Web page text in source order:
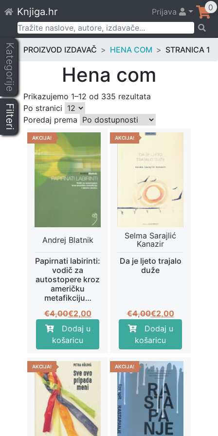
to
content
Knjiga.hr Prijava 0
Pretraži:
Kategorije
Filteri
PROIZVOD IZDAVAČ HENA COM STRANICA 1
Hena com
Prikazujemo 1–12 od 335 rezultata
Po stranici
Poredaj prema
AKCIJA!
Andrej Blatnik
Papirnati labirinti:
vodič za
autostopere kroz
američku
metafikciju…
€4,00Izvorna
cijena
bila
je:
€4,00.
€2,00
Trenutna
cijena
je:
€2,00.
Dodaj u
košaricu
AKCIJA!
Selma Sarajlić
Kanazir
Da je ljeto trajalo
duže
€4,00Izvorna
cijena
bila
je:
€4,00.
€2,00
Trenutna
cijena
je:
€2,00.
Dodaj u
košaricu
AKCIJA! AKCIJA!